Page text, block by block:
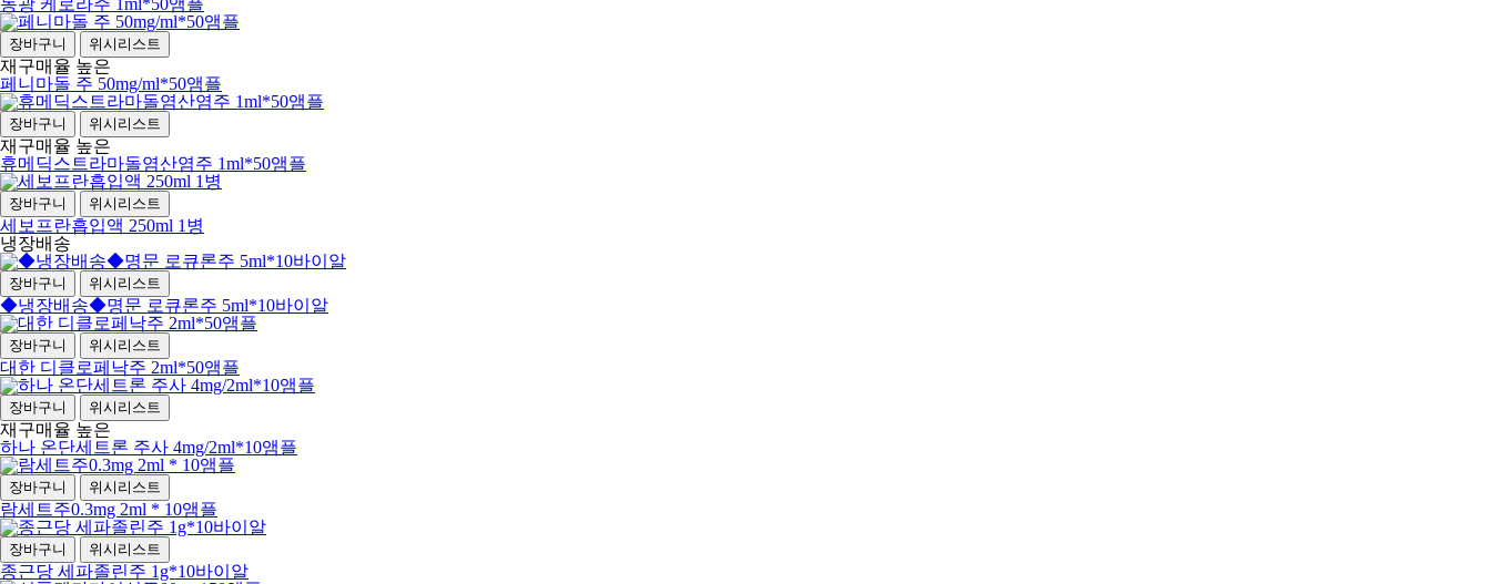
동광 케로라주 1ml*50앰플
장바구니 위시리스트
재구매율 높은
페니마돌 주 50mg/ml*50앰플
장바구니 위시리스트
재구매율 높은
휴메딕스트라마돌염산염주 1ml*50앰플
장바구니 위시리스트
세보프란흡입액 250ml 1병
냉장배송
장바구니 위시리스트
◆냉장배송◆명문 로큐론주 5ml*10바이알
장바구니 위시리스트
대한 디클로페낙주 2ml*50앰플
장바구니 위시리스트
재구매율 높은
하나 온단세트론 주사 4mg/2ml*10앰플
장바구니 위시리스트
람세트주0.3mg 2ml * 10앰플
장바구니 위시리스트
종근당 세파졸린주 1g*10바이알